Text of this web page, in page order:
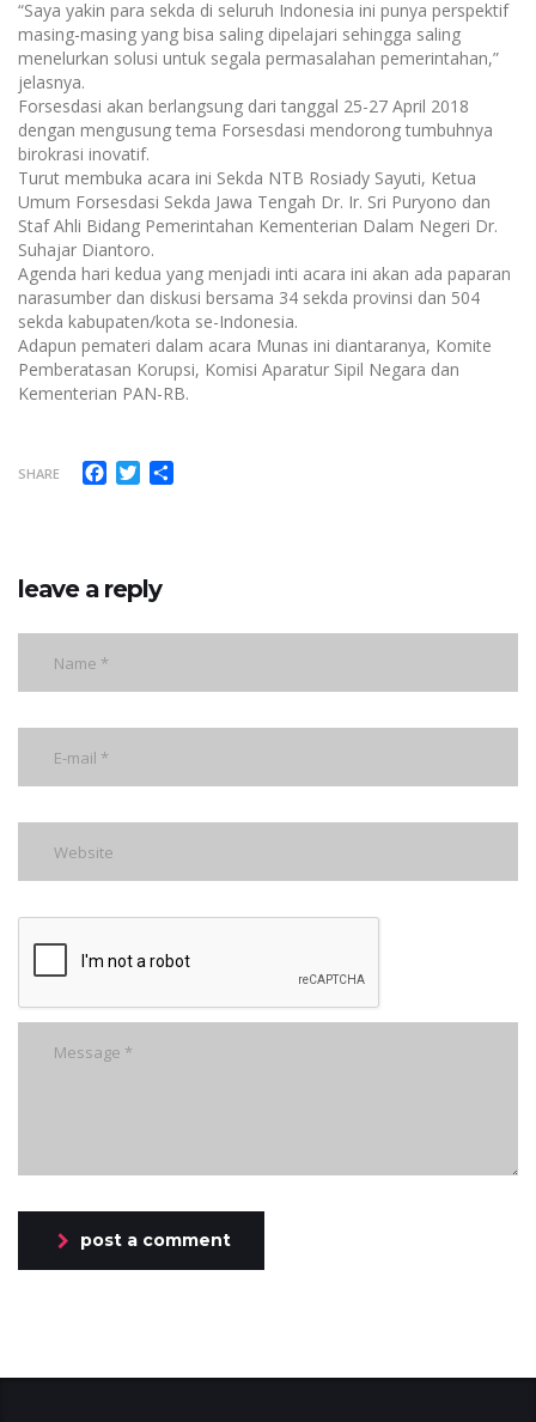
“Saya yakin para sekda di seluruh Indonesia ini punya perspektif
masing-masing yang bisa saling dipelajari sehingga saling
menelurkan solusi untuk segala permasalahan pemerintahan,”
jelasnya.
Forsesdasi akan berlangsung dari tanggal 25-27 April 2018
dengan mengusung tema Forsesdasi mendorong tumbuhnya
birokrasi inovatif.
Turut membuka acara ini Sekda NTB Rosiady Sayuti, Ketua
Umum Forsesdasi Sekda Jawa Tengah Dr. Ir. Sri Puryono dan
Staf Ahli Bidang Pemerintahan Kementerian Dalam Negeri Dr.
Suhajar Diantoro.
Agenda hari kedua yang menjadi inti acara ini akan ada paparan
narasumber dan diskusi bersama 34 sekda provinsi dan 504
sekda kabupaten/kota se-Indonesia.
Adapun pemateri dalam acara Munas ini diantaranya, Komite
Pemberatasan Korupsi, Komisi Aparatur Sipil Negara dan
Kementerian PAN-RB.
SHARE Facebook
Twitter
leave a reply
post a comment